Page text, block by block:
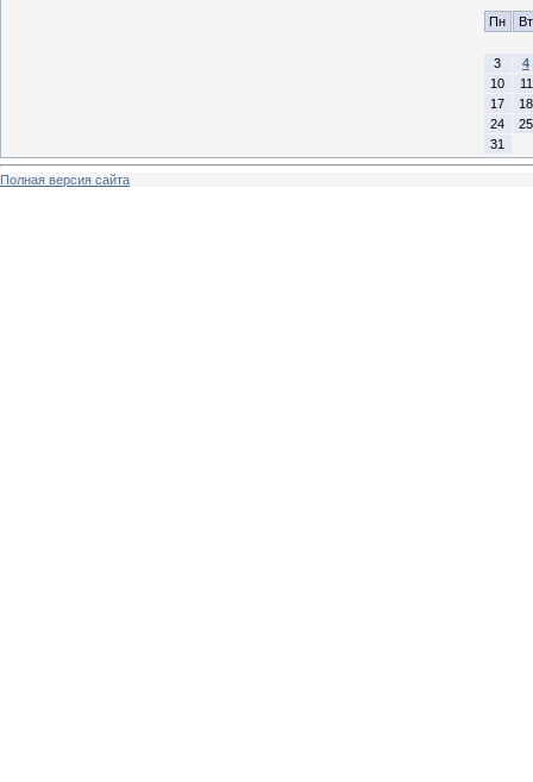
Пн Вт
3
4
10
11
17
18
24
25
31
Полная версия сайта